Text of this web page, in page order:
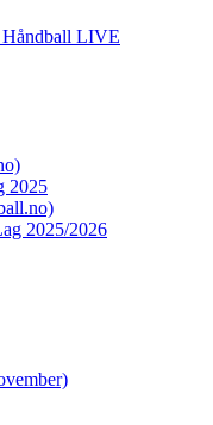
LIVE
2025
2025/2026